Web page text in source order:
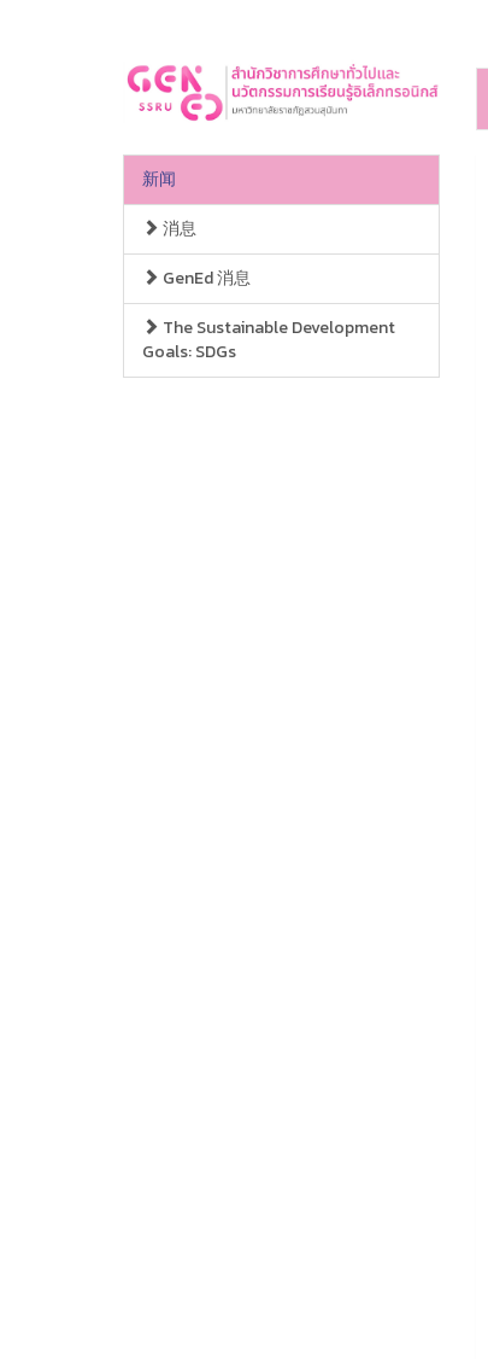
新闻
消息
GenEd 消息
The Sustainable Development
Goals: SDGs